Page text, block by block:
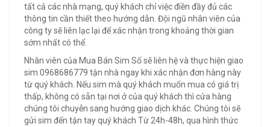
tất cả các nhà mạng, quý khách chỉ việc điền đầy đủ các
thông tin cần thiết theo hướng dẫn. Đội ngũ nhân viên của
công ty sẽ liên lạc lại để xác nhận trong khoảng thời gian
sớm nhất có thể.
Nhân viên của Mua Bán Sim Số sẽ liên hệ và thực hiện giao
sim 0968686779 tận nhà ngay khi xác nhận đơn hàng này
từ quý khách. Nếu sim mà quý khách muốn mua có giá trị
thấp, không có sẵn tại nơi ở của quý khách thì cửa hàng
chúng tôi chuyễn sang hướng giao dịch khác. Chúng tôi sẽ
gửi sim đến tận tay quý khách Từ 24h-48h, qua hình thức